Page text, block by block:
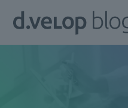
Zum
Inhalt
d.velop